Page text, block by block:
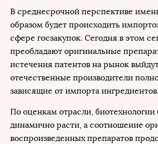
В среднесрочной перспективе
образом будет происходить
сфере госзакупок. Сегодня в этом
преобладают оригинальные
истечения патентов на рынок
отечественные производители
зависящие от импорта ингредиентов.
По оценкам отрасли, биотехнологии
динамично расти, а соотношение
воспроизведенных препаратов